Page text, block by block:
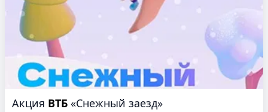
Акция ВТБ «Снежный заезд»